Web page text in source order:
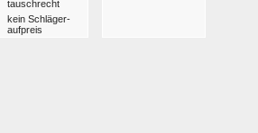
tausch­recht
kein Schläger­
aufpreis